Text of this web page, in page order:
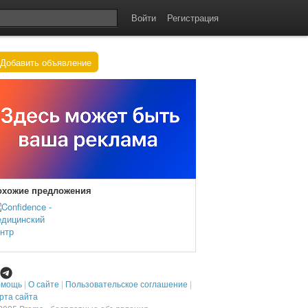
Войти Регистрация
Добавить объявление
предложения
| О сайте | Пользовательское соглашение |
сайта